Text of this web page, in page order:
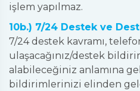
işlem yapılmaz.
10b.) 7/24 Destek ve
7/24 destek kavramı,
ulaşacağınız/destek
alabileceğiniz anlamına
bildirimlerinizi elinden